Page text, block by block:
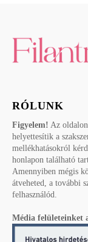
RÓLUNK
Figyelem! Az
helyettesítik a
mellékhatásokról
honlapon található
Amennyiben mégis
átveheted, a további
felhasználód.
Média felületeinket